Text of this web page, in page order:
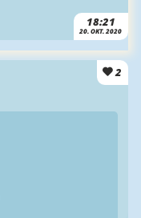
18:21
20. OKT. 2020
2